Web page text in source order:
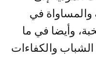
والمساواة في
وأيضا في ما
الشباب والكفاءات